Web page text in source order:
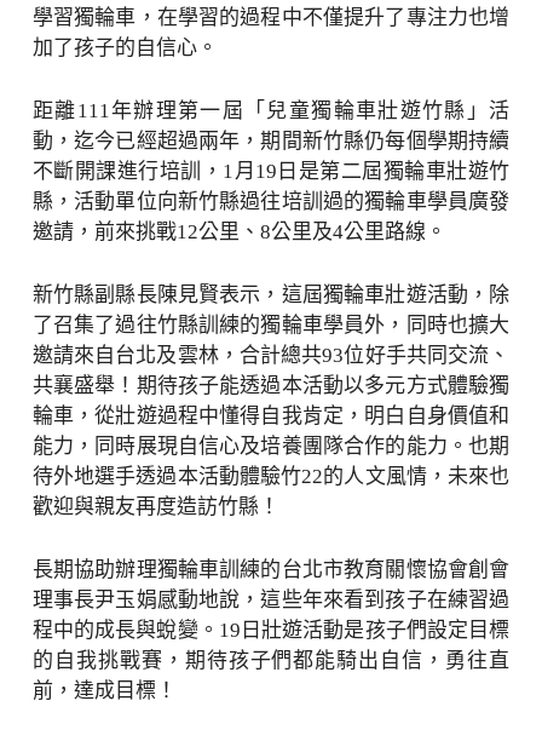
學習獨輪車，在學習的過程中不僅提升了專注力也增
加了孩子的自信心。
距離111年辦理第一屆「兒童獨輪車壯遊竹縣」活
動，迄今已經超過兩年，期間新竹縣仍每個學期持續
不斷開課進行培訓，1月19日是第二屆獨輪車壯遊竹
縣，活動單位向新竹縣過往培訓過的獨輪車學員廣發
邀請，前來挑戰12公里、8公里及4公里路線。
新竹縣副縣長陳見賢表示，這屆獨輪車壯遊活動，除
了召集了過往竹縣訓練的獨輪車學員外，同時也擴大
邀請來自台北及雲林，合計總共93位好手共同交流、
共襄盛舉！期待孩子能透過本活動以多元方式體驗獨
輪車，從壯遊過程中懂得自我肯定，明白自身價值和
能力，同時展現自信心及培養團隊合作的能力。也期
待外地選手透過本活動體驗竹22的人文風情，未來也
歡迎與親友再度造訪竹縣！
長期協助辦理獨輪車訓練的台北市教育關懷協會創會
理事長尹玉娟感動地說，這些年來看到孩子在練習過
程中的成長與蛻變。19日壯遊活動是孩子們設定目標
的自我挑戰賽，期待孩子們都能騎出自信，勇往直
前，達成目標！